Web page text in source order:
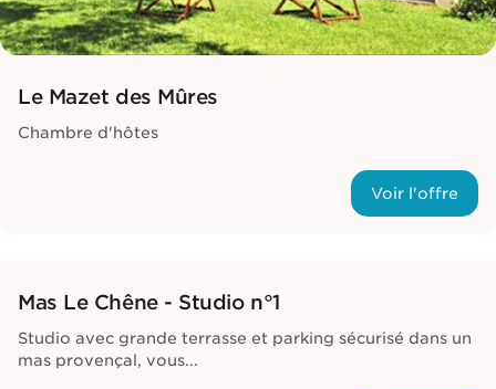
Le Mazet des Mûres
Chambre d'hôtes
Voir l'offre
Mas Le Chêne - Studio n°1
Studio avec grande terrasse et parking sécurisé dans un
mas provençal, vous...